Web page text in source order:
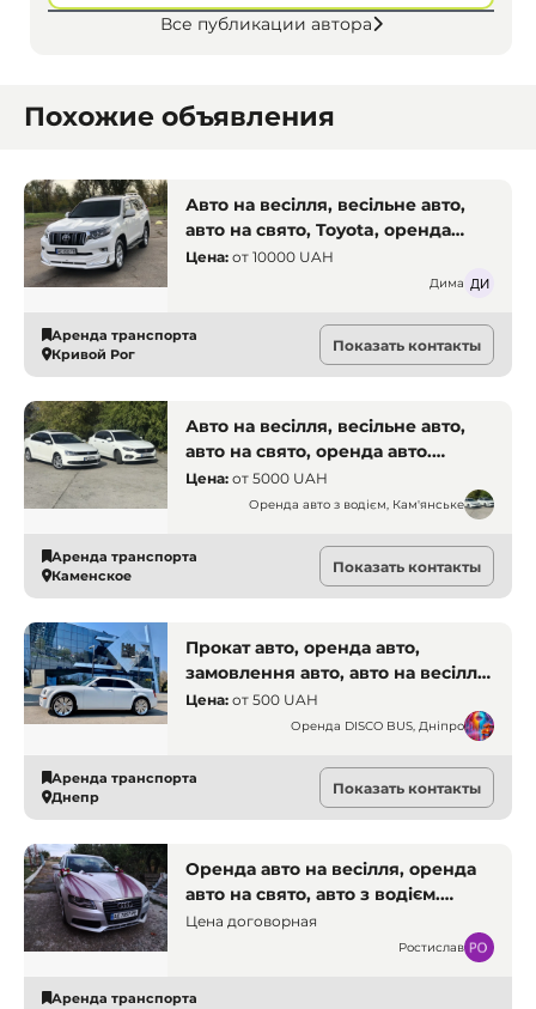
Все публикации автора
Похожие объявления
Авто на весілля, весільне авто,
авто на свято, Toyota, оренда
авто. Кривий Ріг
Цена: от 10000 UAH
Дима
Аренда транспорта
Кривой Рог
Показать контакты
Авто на весілля, весільне авто,
авто на свято, оренда авто.
Кам'янське
Цена: от 5000 UAH
Оренда авто з водієм, Кам'янське
Аренда транспорта
Каменское
Показать контакты
Прокат авто, оренда авто,
замовлення авто, авто на весілля.
Дніпро.
Цена: от 500 UAH
Оренда DISCO BUS, Дніпро
Аренда транспорта
Днепр
Показать контакты
Оренда авто на весілля, оренда
авто на свято, авто з водієм.
Кривий Ріг. Оренда транспорту
Цена договорная
Ростислав
Аренда транспорта